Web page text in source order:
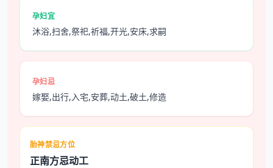
孕妇宜
沐浴,扫舍,祭祀,祈福,开光,安床,求嗣
孕妇忌
嫁娶,出行,入宅,安葬,动土,破土,修造
胎神禁忌方位
正南方忌动工